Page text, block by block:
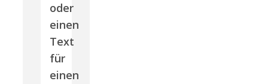
oder
einen
Text
für
einen